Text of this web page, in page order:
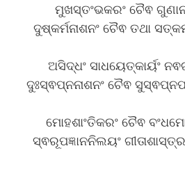
ମୁଖସ୍ତଂଭକରଂ ଚୈଵ
ଦୁଷ୍କର୍ମନାଶନଂ ଚୈଵ ତଥା
ଅସିଦ୍ଧଂ ସାଧୟେତ୍କାର୍ୟଂ
ଦୁଃସ୍ଵପ୍ନନାଶନଂ ଚୈଵ
ମୋହଶାଂତିକରଂ ଚୈଵ
ସ୍ଵରୂପଜ୍ଞାନନିଲୟଂ